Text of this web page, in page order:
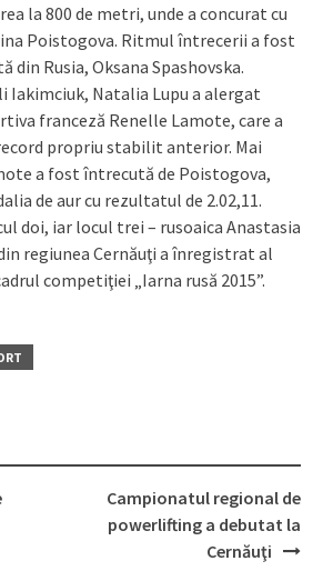
la 800 de metri, unde a concurat cu
Poistogova. Ritmul întrecerii a fost
Rusia, Oksana Spashovska.
Iakimciuk, Natalia Lupu a alergat
franceză Renelle Lamote, care a
propriu stabilit anterior. Mai
a fost întrecută de Poistogova,
de aur cu rezultatul de 2.02,11.
doi, iar locul trei – rusoaica Anastasia
regiunea Cernăuţi a înregistrat al
competiţiei „Iarna rusă 2015”.
Campionatul regional de
powerlifting a debutat la
Cernăuţi